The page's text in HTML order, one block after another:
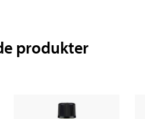
produkter